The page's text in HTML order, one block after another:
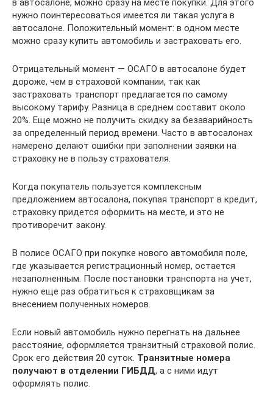
нужно поинтересоваться имеется ли такая услуга в
автосалоне. Положительный момент: в одном месте
можно сразу купить автомобиль и застраховать его.
Отрицательный момент — ОСАГО в автосалоне будет
дороже, чем в страховой компании, так как
застраховать транспорт предлагается по самому
высокому тарифу. Разница в среднем составит около
20%. Еще можно не получить скидку за безаварийность
за определенный период времени. Часто в автосалонах
намерено делают ошибки при заполнении заявки на
страховку не в пользу страхователя.
Когда покупатель пользуется комплексным
предложением автосалона, покупая транспорт в кредит,
страховку придется оформить на месте, и это не
противоречит закону.
В полисе ОСАГО при покупке нового автомобиля поле,
где указывается регистрационный номер, остается
незаполненным. После постановки транспорта на учет,
нужно еще раз обратиться к страховщикам за
внесением полученных номеров.
Если новый автомобиль нужно перегнать на дальнее
расстояние, оформляется транзитный страховой полис.
Срок его действия 20 суток. Транзитные номера
получают в отделении ГИБДД, а с ними идут
оформлять полис.